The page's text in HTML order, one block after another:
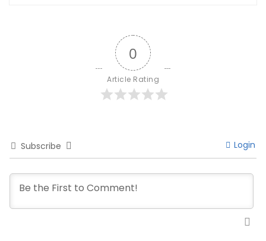
0
Article Rating
Subscribe Login